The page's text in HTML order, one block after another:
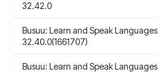
32.42.0
Busuu: Learn and Speak Languages
32.40.0(1661707)
Busuu: Learn and Speak Languages